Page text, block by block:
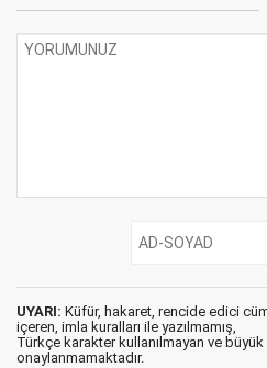
UYARI: Küfür, hakaret, rencide edici
içeren, imla kuralları ile yazılmamış,
Türkçe karakter kullanılmayan ve
onaylanmamaktadır.